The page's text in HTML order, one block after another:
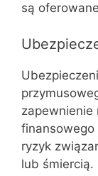
są
zapewnienie
ryzyk
lub śmiercią.